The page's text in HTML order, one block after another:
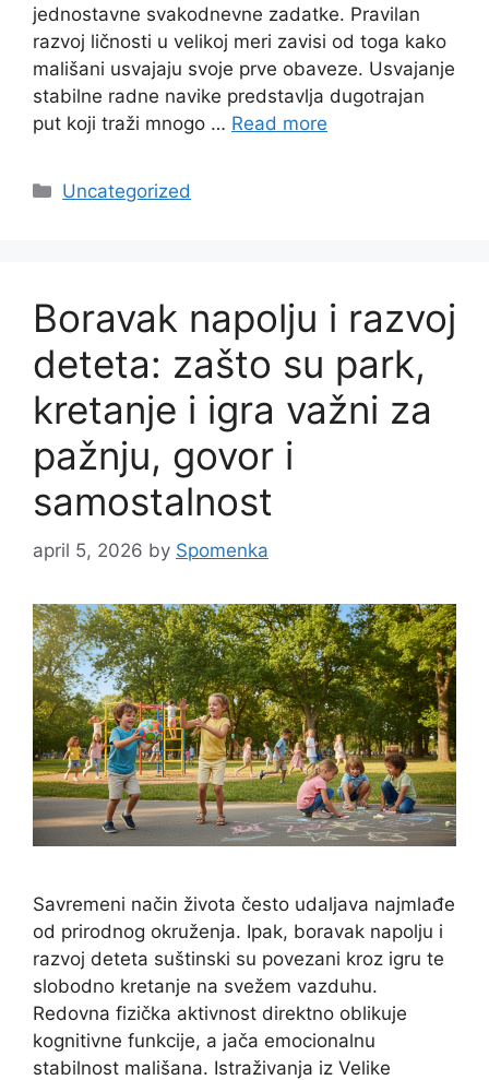
jednostavne svakodnevne zadatke. Pravilan
razvoj ličnosti u velikoj meri zavisi od toga kako
mališani usvajaju svoje prve obaveze. Usvajanje
stabilne radne navike predstavlja dugotrajan
put koji traži mnogo … Read more
Categories
Uncategorized
Boravak napolju i razvoj
deteta: zašto su park,
kretanje i igra važni za
pažnju, govor i
samostalnost
april 5, 2026 by Spomenka
Savremeni način života često udaljava najmlađe
od prirodnog okruženja. Ipak, boravak napolju i
razvoj deteta suštinski su povezani kroz igru te
slobodno kretanje na svežem vazduhu.
Redovna fizička aktivnost direktno oblikuje
kognitivne funkcije, a jača emocionalnu
stabilnost mališana. Istraživanja iz Velike